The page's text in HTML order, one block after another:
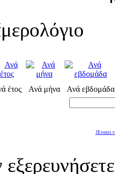
έτος Ανά μήνα Ανά εβδομάδα
JEvents